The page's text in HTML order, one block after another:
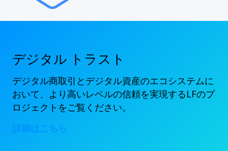
デジタル トラスト
デジタル商取引とデジタル資産のエコシステムに
おいて、より高いレベルの信頼を実現するLFのプ
ロジェクトをご覧ください。
詳細はこちら